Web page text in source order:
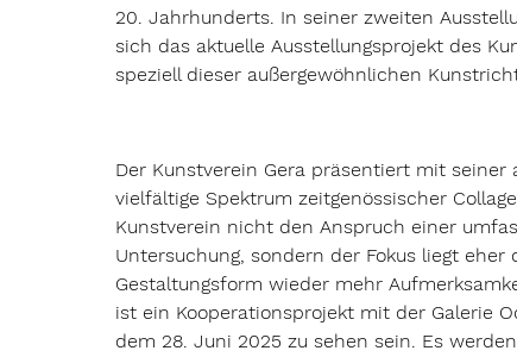
20. Jahrhunderts. In seiner zweiten
sich das aktuelle Ausstellungsprojekt des
speziell dieser außergewöhnlichen
Der Kunstverein Gera präsentiert mit seiner
vielfältige Spektrum zeitgenössischer
Kunstverein nicht den Anspruch einer
Untersuchung, sondern der Fokus liegt
Gestaltungsform wieder mehr
ist ein Kooperationsprojekt mit der Galerie
dem 28. Juni 2025 zu sehen sein. Es